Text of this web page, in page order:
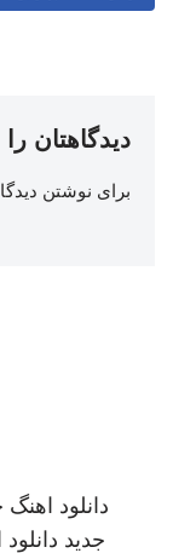
دیدگاهتان را
برای نوشتن
دانلود اهنگ
جدید